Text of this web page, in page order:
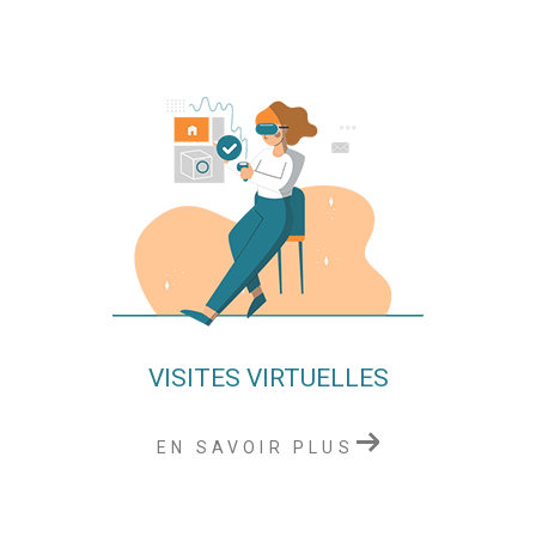
VISITES VIRTUELLES
EN SAVOIR PLUS